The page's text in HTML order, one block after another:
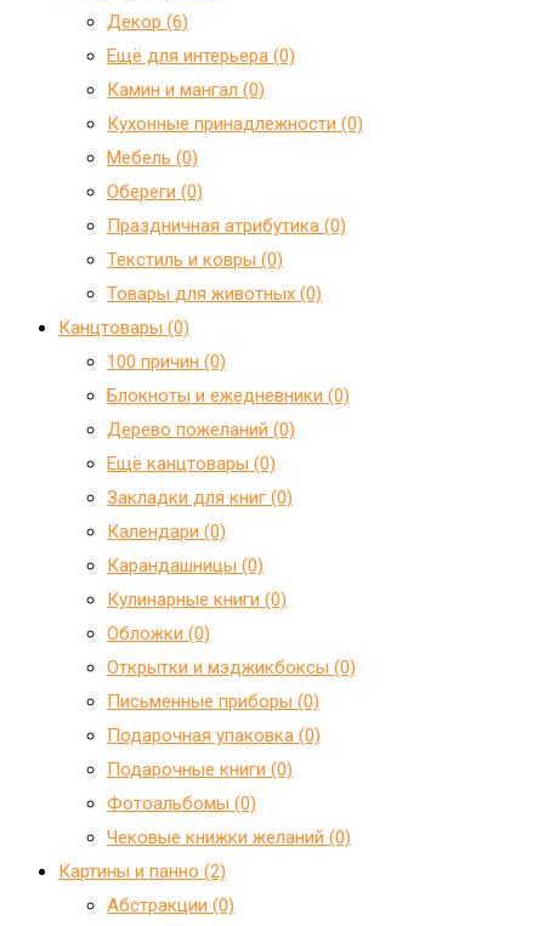
Декор (6)
Ещё для интерьера (0)
Камин и мангал (0)
Кухонные принадлежности (0)
Мебель (0)
Обереги (0)
Праздничная атрибутика (0)
Текстиль и ковры (0)
Товары для животных (0)
Канцтовары (0)
100 причин (0)
Блокноты и ежедневники (0)
Дерево пожеланий (0)
Ещё канцтовары (0)
Закладки для книг (0)
Календари (0)
Карандашницы (0)
Кулинарные книги (0)
Обложки (0)
Открытки и мэджикбоксы (0)
Письменные приборы (0)
Подарочная упаковка (0)
Подарочные книги (0)
Фотоальбомы (0)
Чековые книжки желаний (0)
Картины и панно (2)
Абстракции (0)